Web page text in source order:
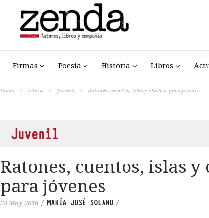
Firmas Poesía Historia Libros
Inicio > Libros > Juvenil > Ratones, cuentos, islas y clásicos para jóvenes
Juvenil
Ratones, cuentos, islas y
para jóvenes
24 May 2016 / MARÍA JOSÉ SOLANO /